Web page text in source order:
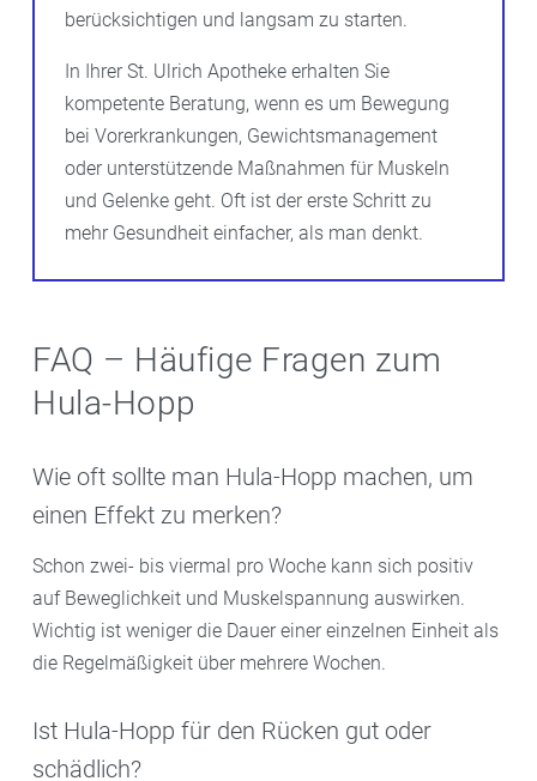
berücksichtigen und langsam zu starten.
In Ihrer St. Ulrich Apotheke erhalten Sie
kompetente Beratung, wenn es um Bewegung
bei Vorerkrankungen, Gewichtsmanagement
oder unterstützende Maßnahmen für Muskeln
und Gelenke geht. Oft ist der erste Schritt zu
mehr Gesundheit einfacher, als man denkt.
FAQ – Häufige Fragen zum
Hula-Hopp
Wie oft sollte man Hula-Hopp machen, um
einen Effekt zu merken?
Schon zwei- bis viermal pro Woche kann sich positiv
auf Beweglichkeit und Muskelspannung auswirken.
Wichtig ist weniger die Dauer einer einzelnen Einheit als
die Regelmäßigkeit über mehrere Wochen.
Ist Hula-Hopp für den Rücken gut oder
schädlich?